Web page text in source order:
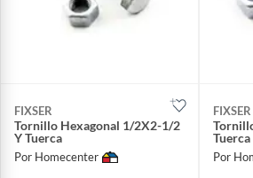
FIXSER
Tornillo Hexagonal 1/2X2-1/2
Y Tuerca
Por Homecenter
FIXSER
Tuerca
Por